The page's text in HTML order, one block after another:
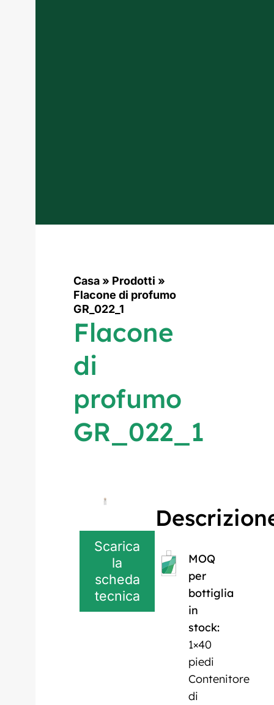
Casa » Prodotti »
Flacone di profumo
GR_022_1
Flacone
di
profumo
GR_022_1
Scarica
la
scheda
tecnica
MOQ
per
bottiglia
in
stock:
1×40
piedi
Contenitore
di